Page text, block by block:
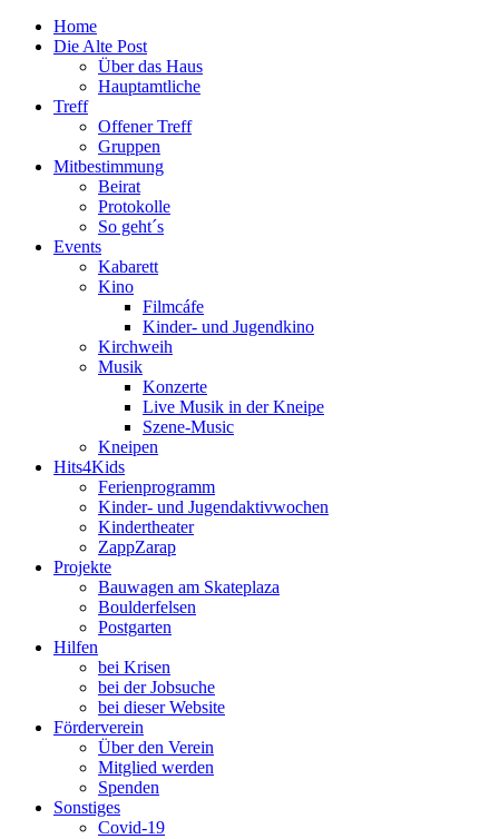
Home
Die Alte Post
Über das Haus
Hauptamtliche
Treff
Offener Treff
Gruppen
Mitbestimmung
Beirat
Protokolle
So geht´s
Events
Kabarett
Kino
Filmcáfe
Kinder- und Jugendkino
Kirchweih
Musik
Konzerte
Live Musik in der Kneipe
Szene-Music
Kneipen
Hits4Kids
Ferienprogramm
Kinder- und Jugendaktivwochen
Kindertheater
ZappZarap
Projekte
Bauwagen am Skateplaza
Boulderfelsen
Postgarten
Hilfen
bei Krisen
bei der Jobsuche
bei dieser Website
Förderverein
Über den Verein
Mitglied werden
Spenden
Sonstiges
Covid-19